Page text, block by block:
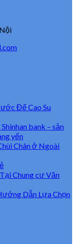
Đế Cao Su
bank – sản
yến
Chân ở Ngoài
Chung cư Văn
Dẫn Lựa Chọn